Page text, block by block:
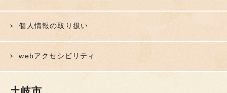
個人情報の取り扱い
webアクセシビリティ